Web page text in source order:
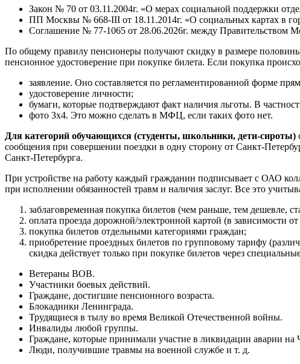
Закон № 70 от 03.11.2004г. «О мерах социальной поддержки
ПП Москвы № 668-III от 18.11.2014г. «О социальных картах в
Соглашение № 77-1065 от 28.06.2026г. между Правительством
По общему правилу пенсионеры получают скидку в размере
пенсионное удостоверение при покупке билета. Если покупка
заявление. Оно составляется по регламентированной форме
удостоверение личности;
бумаги, которые подтверждают факт наличия льготы. В
фото 3х4. Это можно сделать в МФЦ, если таких фото нет.
Для категорий обучающихся (студенты, школьники, дети-сироты)
сообщения при совершении поездки в одну сторону от Санкт-
Санкт-Петербурга.
При устройстве на работу каждый гражданин подписывает с ОАО
при исполнении обязанностей травм и наличия заслуг. Все это
заблаговременная покупка билетов (чем раньше, тем дешевле,
оплата проезда дорожной/электронной картой (в зависимости
покупка билетов отдельными категориями граждан;
приобретение проездных билетов по групповому тарифу
скидка действует только при покупке билетов через
Ветераны ВОВ.
Участники боевых действий.
Граждане, достигшие пенсионного возраста.
Блокадники Ленинграда.
Трудящиеся в тылу во время Великой Отечественной войны.
Инвалиды любой группы.
Граждане, которые принимали участие в ликвидации аварии
Люди, получившие травмы на военной службе и т. д.